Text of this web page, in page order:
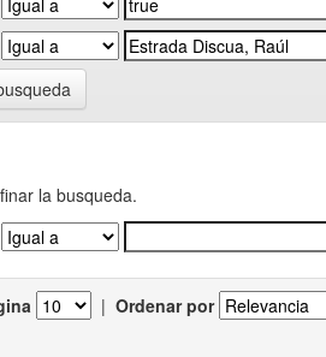
la busqueda.
| Ordenar por